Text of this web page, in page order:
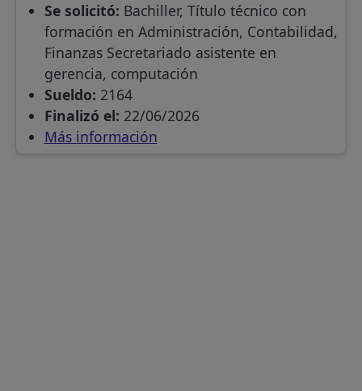
Se solicitó: Bachiller, Título técnico con
formación en Administración, Contabilidad,
Finanzas Secretariado asistente en
gerencia, computación
Sueldo: 2164
Finalizó el: 22/06/2026
Más información